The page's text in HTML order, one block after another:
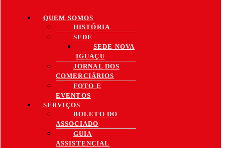
QUEM SOMOS
HISTÓRIA
SEDE
SEDE NOVA
IGUAÇU
JORNAL DOS
COMERCIÁRIOS
FOTO E
EVENTOS
SERVIÇOS
BOLETO DO
ASSOCIADO
GUIA
ASSISTENCIAL